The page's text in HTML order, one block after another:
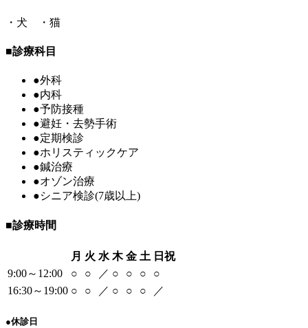
・犬 ・猫
■診療科目
●外科
●内科
●予防接種
●避妊・去勢手術
●定期検診
●ホリスティックケア
●鍼治療
●オゾン治療
●シニア検診(7歳以上)
■診療時間
月 火 水 木 金 土 日祝
9:00～12:00
○ ○ ／ ○ ○ ○
○
16:30～19:00 ○ ○ ／ ○ ○ ○ ／
●休診日